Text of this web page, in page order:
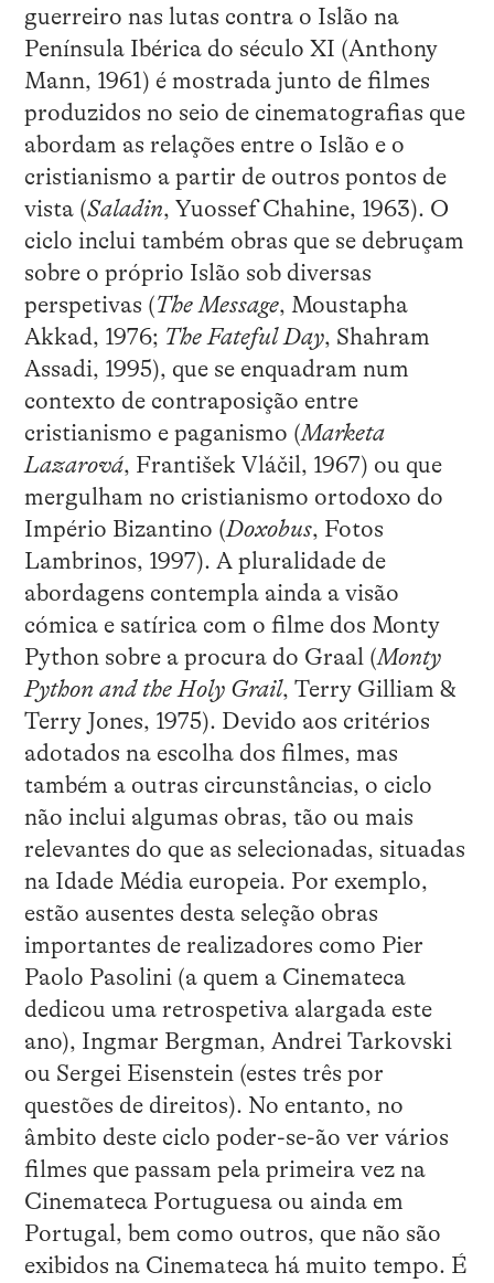
guerreiro nas lutas contra o Islão na
Península Ibérica do século XI (Anthony
Mann, 1961) é mostrada junto de filmes
produzidos no seio de cinematografias que
abordam as relações entre o Islão e o
cristianismo a partir de outros pontos de
vista (Saladin, Yuossef Chahine, 1963). O
ciclo inclui também obras que se debruçam
sobre o próprio Islão sob diversas
perspetivas (The Message, Moustapha
Akkad, 1976; The Fateful Day, Shahram
Assadi, 1995), que se enquadram num
contexto de contraposição entre
cristianismo e paganismo (Marketa
Lazarová, František Vláčil, 1967) ou que
mergulham no cristianismo ortodoxo do
Império Bizantino (Doxobus, Fotos
Lambrinos, 1997). A pluralidade de
abordagens contempla ainda a visão
cómica e satírica com o filme dos Monty
Python sobre a procura do Graal (Monty
Python and the Holy Grail, Terry Gilliam &
Terry Jones, 1975). Devido aos critérios
adotados na escolha dos filmes, mas
também a outras circunstâncias, o ciclo
não inclui algumas obras, tão ou mais
relevantes do que as selecionadas, situadas
na Idade Média europeia. Por exemplo,
estão ausentes desta seleção obras
importantes de realizadores como Pier
Paolo Pasolini (a quem a Cinemateca
dedicou uma retrospetiva alargada este
ano), Ingmar Bergman, Andrei Tarkovski
ou Sergei Eisenstein (estes três por
questões de direitos). No entanto, no
âmbito deste ciclo poder-se-ão ver vários
filmes que passam pela primeira vez na
Cinemateca Portuguesa ou ainda em
Portugal, bem como outros, que não são
exibidos na Cinemateca há muito tempo. É